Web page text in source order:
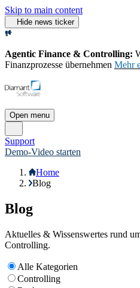
Skip to main content
Hide news ticker
Agentic Finance & Controlling:
Finanzprozesse übernehmen Mehr